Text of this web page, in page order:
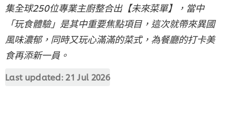
集全球250位專業主廚整合出【未來菜單】，當中
「玩食體驗」是其中重要焦點項目，這次就帶來異國
風味濃郁，同時又玩心滿滿的菜式，為餐廳的打卡美
食再添新一員。
Last updated: 21 Jul 2026